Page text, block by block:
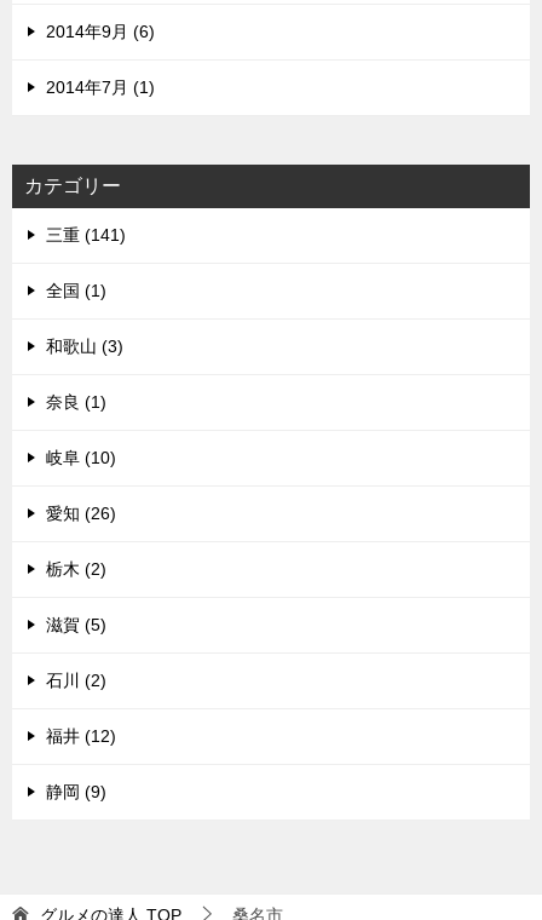
2014年9月 (6)
2014年7月 (1)
カテゴリー
三重 (141)
全国 (1)
和歌山 (3)
奈良 (1)
岐阜 (10)
愛知 (26)
栃木 (2)
滋賀 (5)
石川 (2)
福井 (12)
静岡 (9)
グルメの達人 TOP 桑名市